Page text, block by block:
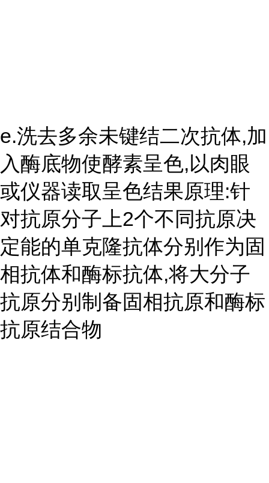
e.洗去多余未键结二次抗体,加
入酶底物使酵素呈色,以肉眼
或仪器读取呈色结果原理:针
对抗原分子上2个不同抗原决
定能的单克隆抗体分别作为固
相抗体和酶标抗体,将大分子
抗原分别制备固相抗原和酶标
抗原结合物